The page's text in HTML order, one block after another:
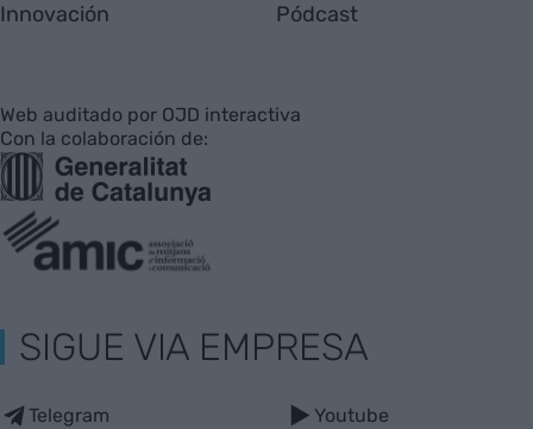
Innovación Pódcast
Web auditado por OJD interactiva
Con la colaboración de:
SIGUE VIA EMPRESA
Telegram Youtube